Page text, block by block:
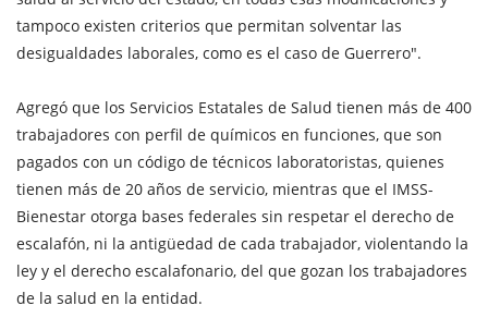
tampoco existen criterios que permitan solventar las
desigualdades laborales, como es el caso de Guerrero".
Agregó que los Servicios Estatales de Salud tienen más de 400
trabajadores con perfil de químicos en funciones, que son
pagados con un código de técnicos laboratoristas, quienes
tienen más de 20 años de servicio, mientras que el IMSS-
Bienestar otorga bases federales sin respetar el derecho de
escalafón, ni la antigüedad de cada trabajador, violentando la
ley y el derecho escalafonario, del que gozan los trabajadores
de la salud en la entidad.